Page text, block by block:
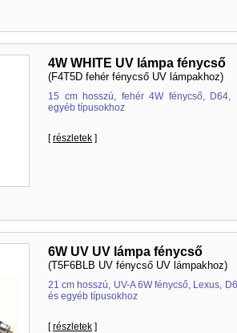
4W WHITE UV lámpa fénycső
(F4T5D fehér fénycső UV lámpakhoz)
15 cm hosszú, fehér 4W fénycső, D64,
egyéb típusokhoz
[részletek ]
6W UV UV lámpa fénycső
(T5F6BLB UV fénycső UV lámpakhoz)
21 cm hosszú, UV-A 6W fénycső, Lexus,
és egyéb típusokhoz
[részletek ]